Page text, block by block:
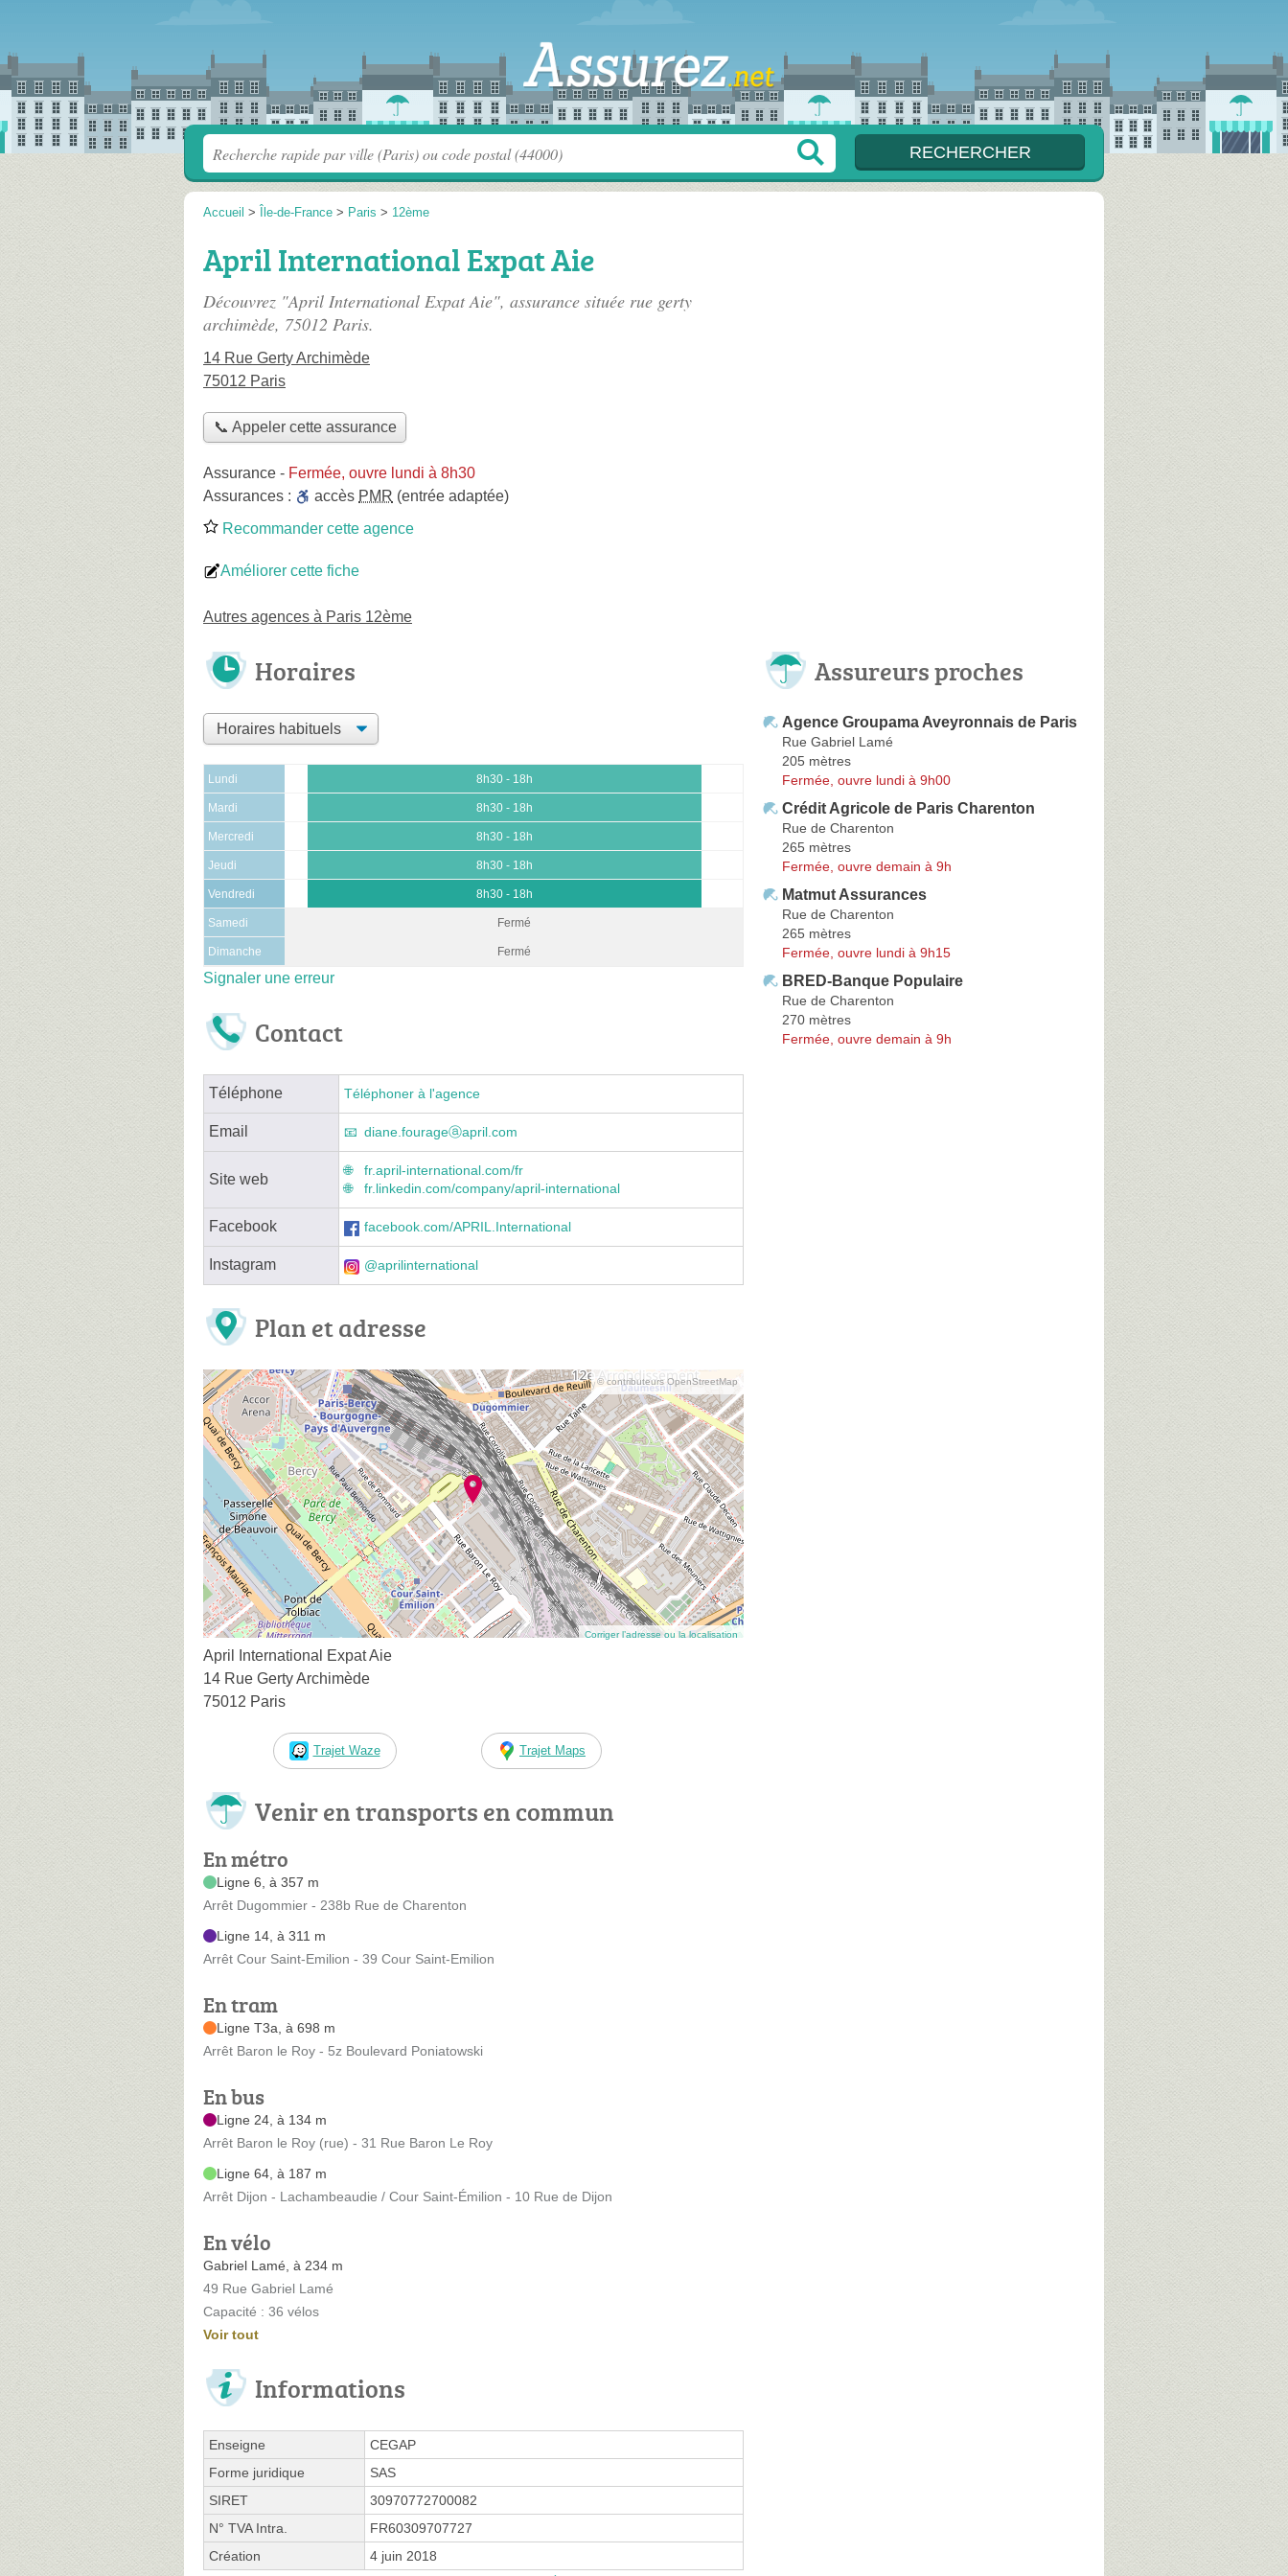
Accueil > Île-de-France > Paris > 12ème
April International Expat Aie
Découvrez "April International Expat Aie", assurance située rue gerty
archimède, 75012 Paris.
14 Rue Gerty Archimède
75012 Paris
📞 Appeler cette assurance
Assurance - Fermée, ouvre lundi à 8h30
Assurances :
accès PMR (entrée adaptée)
Recommander cette agence
Améliorer cette fiche
Autres agences à Paris 12ème
Horaires
Lundi 8h30 - 18h
Mardi 8h30 - 18h
Mercredi 8h30 - 18h
Jeudi 8h30 - 18h
Vendredi 8h30 - 18h
Samedi Fermé
Dimanche Fermé
Signaler une erreur
Contact
Téléphone Téléphoner à l'agence
Email diane.fourageⓐapril.com
Site web
fr.april-international.com/fr
fr.linkedin.com/company/april-international
Facebook facebook.com/APRIL.International
Instagram @aprilinternational
Plan et adresse
© contributeurs OpenStreetMap
Corriger l’adresse ou la localisation
April International Expat Aie
14 Rue Gerty Archimède
75012 Paris
Trajet Waze Trajet Maps
Venir en transports en commun
En métro
Ligne 6, à 357 m
Arrêt Dugommier - 238b Rue de Charenton
Ligne 14, à 311 m
Arrêt Cour Saint-Emilion - 39 Cour Saint-Emilion
En tram
Ligne T3a, à 698 m
Arrêt Baron le Roy - 5z Boulevard Poniatowski
En bus
Ligne 24, à 134 m
Arrêt Baron le Roy (rue) - 31 Rue Baron Le Roy
Ligne 64, à 187 m
Arrêt Dijon - Lachambeaudie / Cour Saint-Émilion - 10 Rue de Dijon
En vélo
Gabriel Lamé, à 234 m
49 Rue Gabriel Lamé
Capacité : 36 vélos
Voir tout
Informations
Enseigne
CEGAP
Forme juridique
SAS
SIRET
30970772700082
N° TVA Intra.
FR60309707727
Création
4 juin 2018
Assureurs proches
Agence Groupama Aveyronnais de Paris
Rue Gabriel Lamé
205 mètres
Fermée, ouvre lundi à 9h00
Crédit Agricole de Paris Charenton
Rue de Charenton
265 mètres
Fermée, ouvre demain à 9h
Matmut Assurances
Rue de Charenton
265 mètres
Fermée, ouvre lundi à 9h15
BRED-Banque Populaire
Rue de Charenton
270 mètres
Fermée, ouvre demain à 9h